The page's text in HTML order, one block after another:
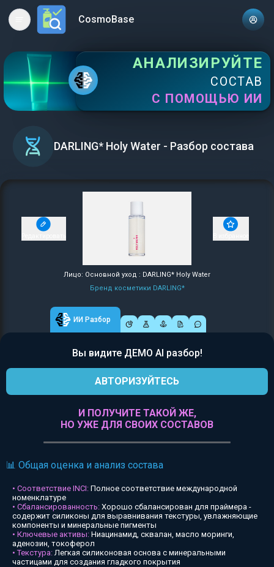
Open main menuCosmoBase
АНАЛИЗИРУЙТЕ
СОСТАВ
С ПОМОЩЬЮ ИИ
DARLING* Holy Water - Разбор состава
Лицо: Основной уход : DARLING* Holy Water
Бренд косметики DARLING*
ИИ Разбор
Вы видите ДЕМО AI разбор!
АВТОРИЗУЙТЕСЬ
И ПОЛУЧИТЕ ТАКОЙ ЖЕ,
НО УЖЕ ДЛЯ СВОИХ СОСТАВОВ
📊 Общая оценка и анализ состава
• Соответствие INCI: Полное соответствие международной
номенклатуре
• Сбалансированность: Хорошо сбалансирован для праймера -
содержит силиконы для выравнивания текстуры, увлажняющие
компоненты и минеральные пигменты
• Ключевые активы: Ниацинамид, сквалан, масло моринги,
аденозин, токоферол
• Текстура:Легкая силиконовая основа с минеральными
частицами для создания гладкого покрытия